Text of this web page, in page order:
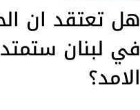
هل تعتقد ان
في لبنان
الامد؟